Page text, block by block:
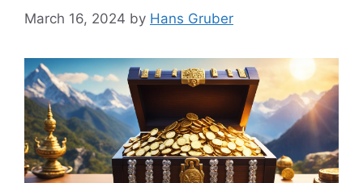
March 16, 2024 by Hans Gruber